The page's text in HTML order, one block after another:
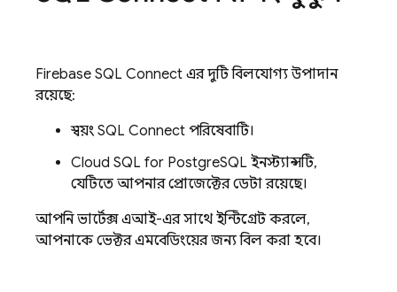
Firebase SQL Connect এর দুটি বিলযোগ্য উপাদান
রয়েছে:
স্বয়ং SQL Connect পরিষেবাটি।
Cloud SQL for PostgreSQL ইনস্ট্যান্সটি,
যেটিতে আপনার প্রোজেক্টের ডেটা রয়েছে।
আপনি ভার্টেক্স এআই-এর সাথে ইন্টিগ্রেট করলে,
আপনাকে ভেক্টর এমবেডিংয়ের জন্য বিল করা হবে।